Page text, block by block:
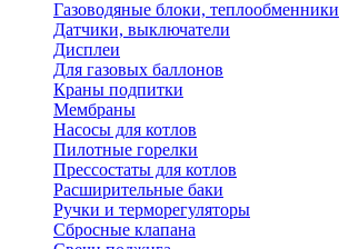
Газоводяные блоки, теплообменники
Датчики, выключатели
Дисплеи
Для газовых баллонов
Краны подпитки
Мембраны
Насосы для котлов
Пилотные горелки
Прессостаты для котлов
Расширительные баки
Ручки и терморегуляторы
Сбросные клапана